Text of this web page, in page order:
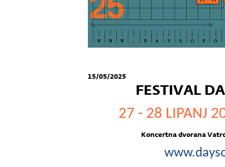
15/05/2025
FESTIVAL
27 - 28 LIPANJ
Koncertna dvorana